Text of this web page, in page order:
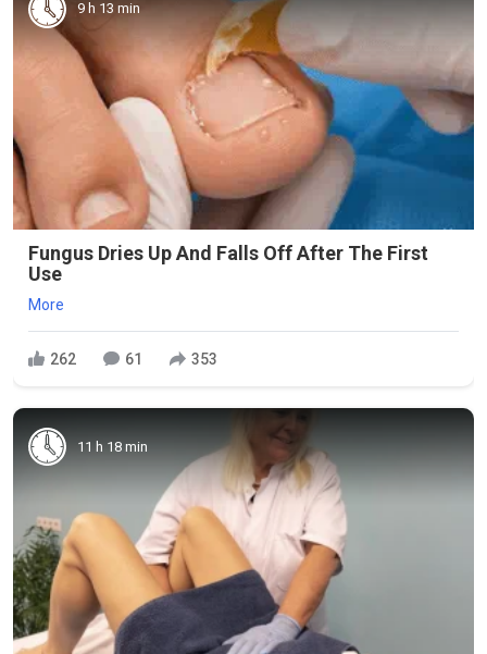
9 h 13 min
Fungus Dries Up And Falls Off After The First
Use
More
262 61 353
11 h 18 min